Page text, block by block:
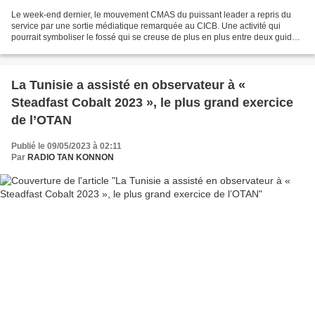
Le week-end dernier, le mouvement CMAS du puissant leader a repris du
service par une sortie médiatique remarquée au CICB. Une activité qui
pourrait symboliser le fossé qui se creuse de plus en plus entre deux guides
La Tunisie a assisté en observateur à «
Steadfast Cobalt 2023 », le plus grand exercice
de l’OTAN
Publié le 09/05/2023 à 02:11
Par RADIO TAN KONNON